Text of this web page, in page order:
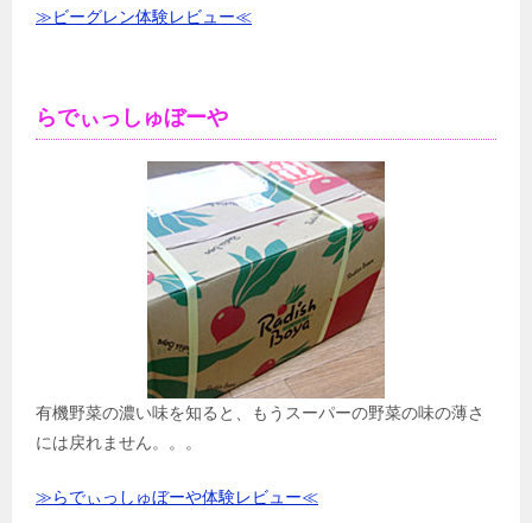
≫ビーグレン体験レビュー≪
らでぃっしゅぼーや
有機野菜の濃い味を知ると、もうスーパーの野菜の味の薄さ
には戻れません。。。
≫らでぃっしゅぼーや体験レビュー≪